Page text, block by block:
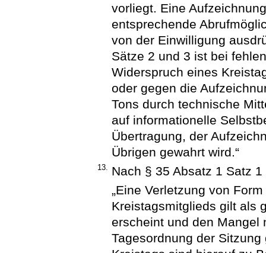
vorliegt. Eine
entsprechende
von der Einwilligung
Sätze 2 und 3 ist bei
Widerspruch eines
oder gegen die
Tons durch technische
auf informationelle
Übertragung, der
Übrigen gewahrt wird.“
13. Nach § 35 Absatz 1 Satz
„Eine Verletzung von
Kreistagsmitglieds gilt als
erscheint und den Mangel
Tagesordnung der